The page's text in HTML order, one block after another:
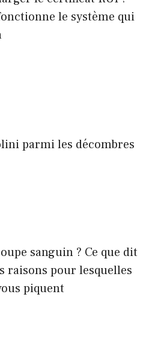
le système qui
parmi les décombres
sanguin ? Ce que dit
raisons pour lesquelles
piquent